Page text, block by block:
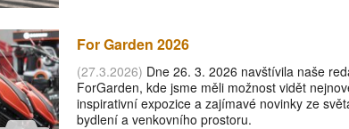
For Garden 2026
(27.3.2026) Dne 26. 3. 2026 navštívila naše
ForGarden, kde jsme měli možnost vidět
inspirativní expozice a zajímavé novinky ze
bydlení a venkovního prostoru.